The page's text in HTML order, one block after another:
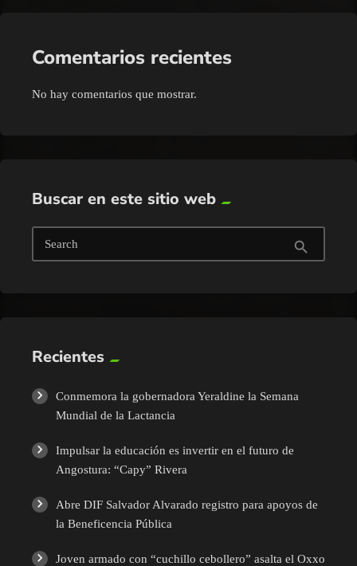
Comentarios recientes
No hay comentarios que mostrar.
Buscar en este sitio web
Search search
Recientes
Conmemora la gobernadora Yeraldine la Semana
Mundial de la Lactancia
Impulsar la educación es invertir en el futuro de
Angostura: “Capy” Rivera
Abre DIF Salvador Alvarado registro para apoyos de
la Beneficencia Pública
Joven armado con “cuchillo cebollero” asalta el Oxxo